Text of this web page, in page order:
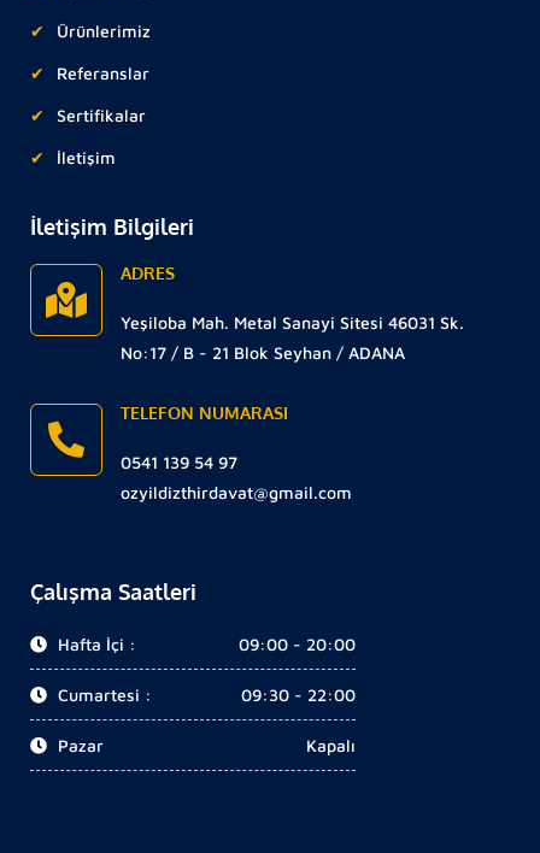
Ürünlerimiz
Referanslar
Sertifikalar
İletişim
İletişim Bilgileri
ADRES
Yeşiloba Mah. Metal Sanayi Sitesi 46031 Sk.
No:17 / B - 21 Blok Seyhan / ADANA
TELEFON NUMARASI
0541 139 54 97
ozyildizthirdavat@gmail.com
Çalışma Saatleri
Hafta İçi : 09:00 - 20:00
Cumartesi : 09:30 - 22:00
Pazar Kapalı